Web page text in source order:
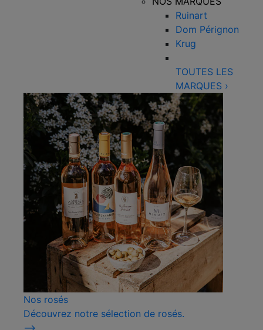
Ruinart
Dom Pérignon
Krug
TOUTES LES
MARQUES ›
Nos rosés
Découvrez notre sélection de rosés.
⟶